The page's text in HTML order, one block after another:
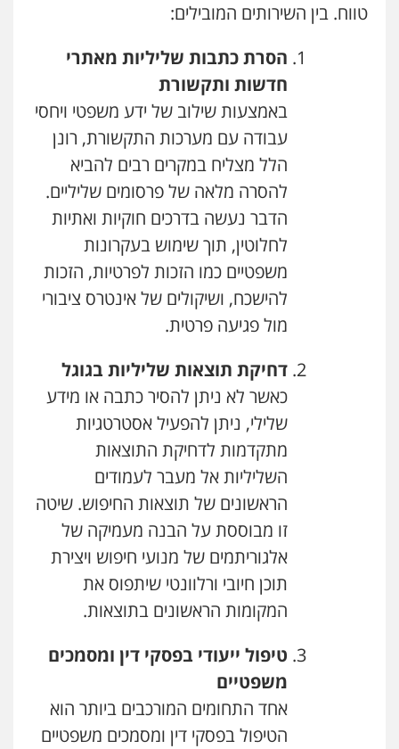
טווח. בין השירותים המובילים:
הסרת כתבות שליליות מאתרי
חדשות ותקשורת
באמצעות שילוב של ידע משפטי ויחסי
עבודה עם מערכות התקשורת, רונן
הלל מצליח במקרים רבים להביא
להסרה מלאה של פרסומים שליליים.
הדבר נעשה בדרכים חוקיות ואתיות
לחלוטין, תוך שימוש בעקרונות
משפטיים כמו הזכות לפרטיות, הזכות
להישכח, ושיקולים של אינטרס ציבורי
מול פגיעה פרטית.
דחיקת תוצאות שליליות בגוגל
כאשר לא ניתן להסיר כתבה או מידע
שלילי, ניתן להפעיל אסטרטגיות
מתקדמות לדחיקת התוצאות
השליליות אל מעבר לעמודים
הראשונים של תוצאות החיפוש. שיטה
זו מבוססת על הבנה מעמיקה של
אלגוריתמים של מנועי חיפוש ויצירת
תוכן חיובי ורלוונטי שיתפוס את
המקומות הראשונים בתוצאות.
טיפול ייעודי בפסקי דין ומסמכים
משפטיים
אחד התחומים המורכבים ביותר הוא
הטיפול בפסקי דין ומסמכים משפטיים